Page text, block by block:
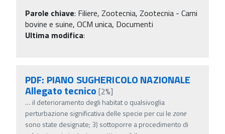
Parole chiave: Filiere, Zootecnia, Zootecnia - Carni
bovine e suine, OCM unica, Documenti
Ultima modifica:
PDF: PIANO SUGHERICOLO NAZIONALE
Allegato tecnico [2%]
… il deterioramento degli habitat o qualsivoglia
perturbazione significativa delle specie per cui lezone
sono state designate; 3) sottoporre a procedimento di